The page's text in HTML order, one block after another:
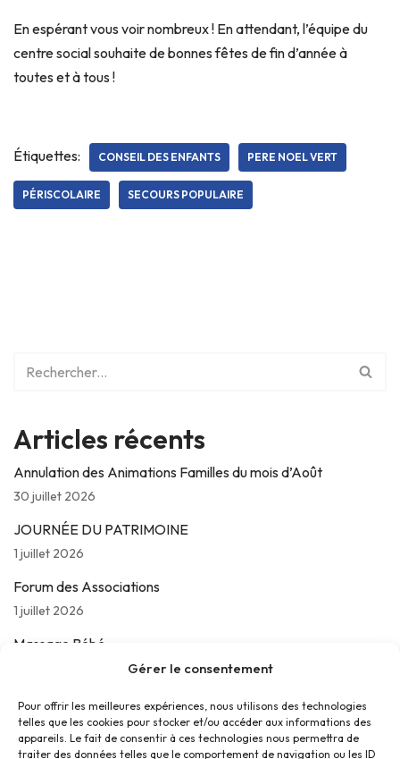
Gérer le consentement
Pour offrir les meilleures expériences, nous utilisons des technologies
telles que les cookies pour stocker et/ou accéder aux informations des
appareils. Le fait de consentir à ces technologies nous permettra de
traiter des données telles que le comportement de navigation ou les ID
En espérant vous voir nombreux ! En attendant, l’équipe du
centre social souhaite de bonnes fêtes de fin d’année à
toutes et à tous !
Étiquettes: CONSEIL DES ENFANTS PERE NOEL VERT
PÉRISCOLAIRE SECOURS POPULAIRE
Articles récents
Annulation des Animations Familles du mois d’Août
30 juillet 2026
JOURNÉE DU PATRIMOINE
1 juillet 2026
Forum des Associations
1 juillet 2026
Massage Bébé
Les jeudis de La Parolière
16 juin 2026